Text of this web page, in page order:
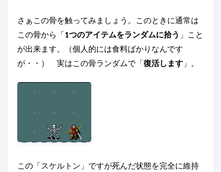
さぁこの骨を触ってみましょう。このときに通常は
この骨から「1つのアイテムをランダムに拾う 」こと
が出来ます。（個人的には食料ばかりなんです
が・・） 実はこの骨ランダムで「復活します 」。
この「スケルトン」ですが死んだ状態を完全に維持